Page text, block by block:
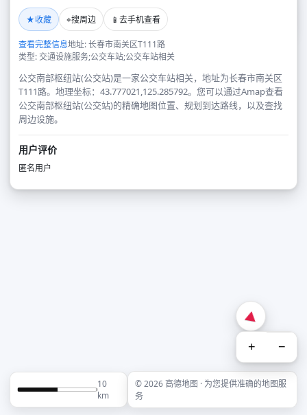
★收藏 ⌖搜周边 📱 去手机查看
查看完整信息地址: 长春市南关区T111路
类型: 交通设施服务;公交车站;公交车站相关
公交南部枢纽站(公交站)是一家公交车站相关，地址为长春市南关区
T111路。地理坐标：43.777021,125.285792。您可以通过Amap查看
公交南部枢纽站(公交站)的精确地图位置、规划到达路线，以及查找
周边设施。
用户评价
匿名用户
+ −
10
km
© 2026 高德地图 · 为您提供准确的地图服
务